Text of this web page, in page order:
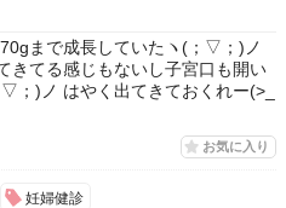
まで成長していたヽ(；▽；)ノ
きてる感じもないし子宮口も開い
；)ノ はやく出てきておくれー(>_
お気に入り
妊婦健診